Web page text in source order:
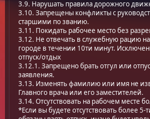
3.9. Нарушать правила дорожного
3.10. Запрещены конфликты с
старшими по званию.
3.11. Покидать рабочее место без
3.12. Не отвечать в служебную рацию
городе в течении 10ти минут.
отпуск/отдых
3.12.1. Запрещено брать отгул или
заявления.
3.13. Изменять фамилию или имя не
Главного врача или его заместителей.
3.14. Отсутствовать на рабочем месте
*Если вы будете отсутствовать более 5-